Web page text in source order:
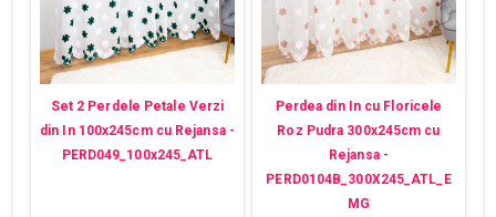
Set 2 Perdele Petale Verzi
din In 100x245cm cu Rejansa -
PERD049_100x245_ATL
Perdea din In cu Floricele
Roz Pudra 300x245cm cu
Rejansa -
PERD0104B_300X245_ATL_E
MG